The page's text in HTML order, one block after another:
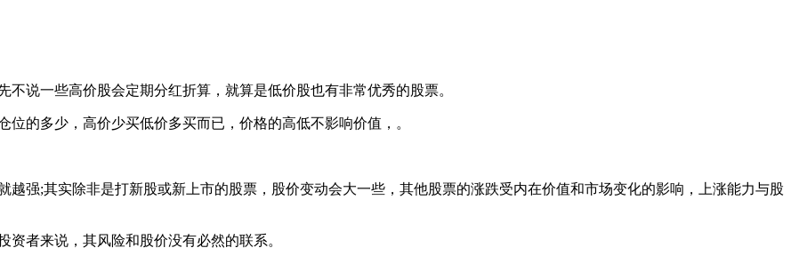
说一些高价股会定期分红折算，就算是低价股也有非常优秀的股票。
的多少，高价少买低价多买而已，价格的高低不影响价值，。
强;其实除非是打新股或新上市的股票，股价变动会大一些，其他股票的涨跌受内在价值和市场变化的影响，上涨能力与股
者来说，其风险和股价没有必然的联系。